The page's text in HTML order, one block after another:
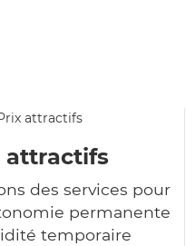
attractifs
des services pour
permanente
temporaire